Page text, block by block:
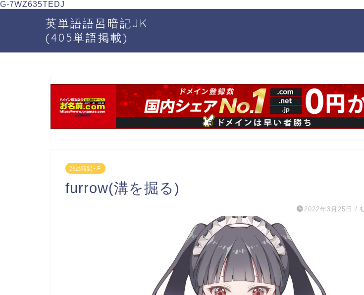
G-7WZ635TEDJ
英単語語呂暗記JK
(405単語掲載)
語呂暗記 - F
furrow(溝を掘る)
2022年3月25日 /